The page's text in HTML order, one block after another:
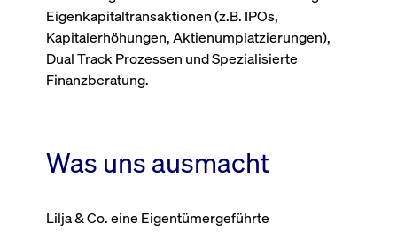
Eigenkapitaltransaktionen (z.B. IPOs,
Kapitalerhöhungen, Aktienumplatzierungen),
Dual Track Prozessen und Spezialisierte
Finanzberatung.
Was uns ausmacht
Lilja & Co. eine Eigentümergeführte
_pk_id.7.931a
www.cashmarket.deutsche-
1 Jahr